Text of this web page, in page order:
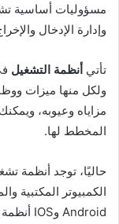
مسؤوليات أساسية
وإدارة الإدخال
تأتي أنظمة التشغيل
ولكل منها ميزات
مزاياه وعيوبه،
المخطط لها.
حاليًا، توجد أنظمة
الكمبيوتر المكتبية
Android وIOS أنظمة التشغيل الأكثر استخدامًا.